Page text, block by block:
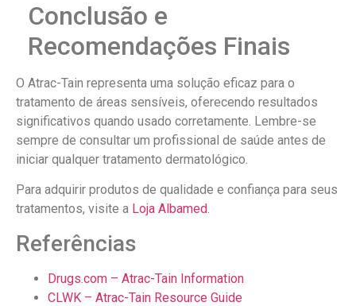
Conclusão e
Recomendações Finais
O Atrac-Tain representa uma solução eficaz para o
tratamento de áreas sensíveis, oferecendo resultados
significativos quando usado corretamente. Lembre-se
sempre de consultar um profissional de saúde antes de
iniciar qualquer tratamento dermatológico.
Para adquirir produtos de qualidade e confiança para seus
tratamentos, visite a Loja Albamed.
Referências
Drugs.com – Atrac-Tain Information
CLWK – Atrac-Tain Resource Guide